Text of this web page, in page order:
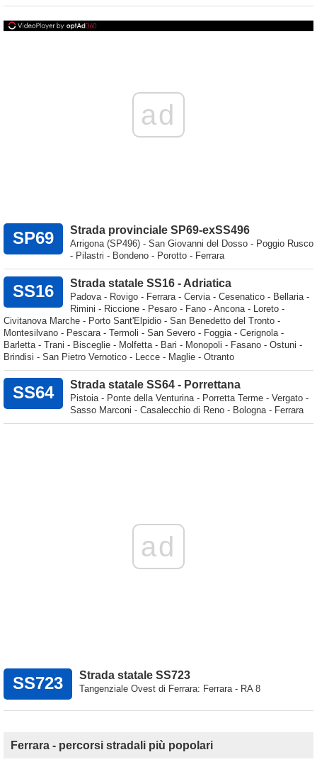
ad
SP69 Strada provinciale SP69-exSS496
Arrigona (SP496) - San Giovanni del Dosso - Poggio Rusco
- Pilastri - Bondeno - Porotto - Ferrara
SS16 Strada statale SS16 - Adriatica
Padova - Rovigo - Ferrara - Cervia - Cesenatico - Bellaria -
Rimini - Riccione - Pesaro - Fano - Ancona - Loreto -
Civitanova Marche - Porto Sant'Elpidio - San Benedetto del Tronto -
Montesilvano - Pescara - Termoli - San Severo - Foggia - Cerignola -
Barletta - Trani - Bisceglie - Molfetta - Bari - Monopoli - Fasano - Ostuni -
Brindisi - San Pietro Vernotico - Lecce - Maglie - Otranto
SS64 Strada statale SS64 - Porrettana
Pistoia - Ponte della Venturina - Porretta Terme - Vergato -
Sasso Marconi - Casalecchio di Reno - Bologna - Ferrara
ad
SS723 Strada statale SS723
Tangenziale Ovest di Ferrara: Ferrara - RA 8
Ferrara - percorsi stradali più popolari